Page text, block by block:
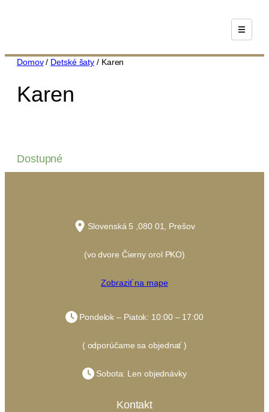
Domov/ Detské šaty / Karen
Karen
Dostupné
Slovenská 5 ,080 01, Prešov
(vo dvore Čierny orol PKO)
Zobraziť na mape
Pondelok – Piatok: 10:00 – 17:00
( odporúčame sa objednať )
Sobota: Len objednávky
Kontakt